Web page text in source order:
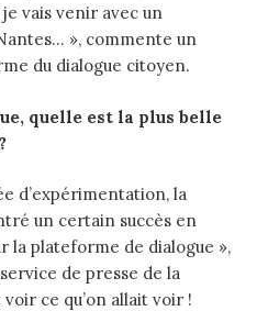
vais venir avec un
», commente un
du dialogue citoyen.
quelle est la plus belle
d’expérimentation, la
un certain succès en
la plateforme de dialogue »,
de presse de la
ce qu’on allait voir !